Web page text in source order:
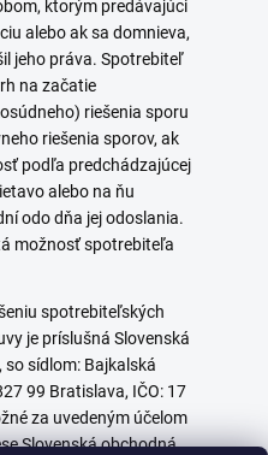
ktorým predávajúci
alebo ak sa domnieva,
jeho práva. Spotrebiteľ
na začatie
riešenia sporu
riešenia sporov, ak
podľa predchádzajúcej
alebo na ňu
odo dňa jej odoslania.
možnosť spotrebiteľa
spotrebiteľských
je príslušná Slovenská
sídlom: Bajkalská
99 Bratislava, IČO: 17
za uvedeným účelom
Slovenská obchodná